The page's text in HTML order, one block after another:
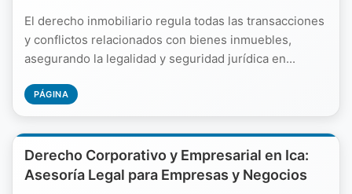
El derecho inmobiliario regula todas las transacciones
y conflictos relacionados con bienes inmuebles,
asegurando la legalidad y seguridad jurídica en...
PÁGINA
Derecho Corporativo y Empresarial en Ica:
Asesoría Legal para Empresas y Negocios